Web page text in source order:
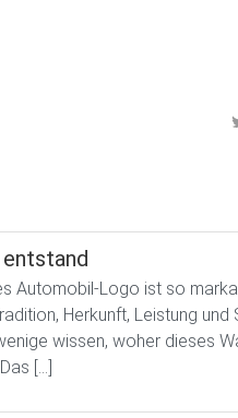
Automobil-Logo ist so
Herkunft, Leistung und
wissen, woher dieses
[…]